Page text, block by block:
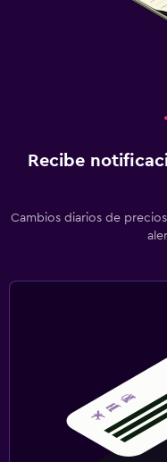
Recibe
Cambios diarios de